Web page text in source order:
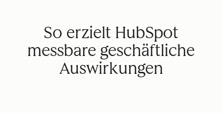
So erzielt HubSpot
messbare geschäftliche
Auswirkungen